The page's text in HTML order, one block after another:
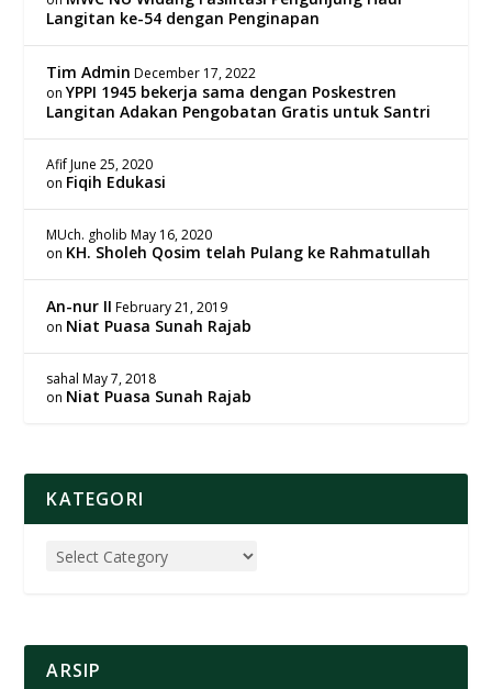
Langitan ke-54 dengan Penginapan
Tim Admin December 17, 2022
onYPPI 1945 bekerja sama dengan Poskestren
Langitan Adakan Pengobatan Gratis untuk Santri
Afif June 25, 2020
on Fiqih Edukasi
MUch. gholib May 16, 2020
on KH. Sholeh Qosim telah Pulang ke Rahmatullah
An-nur II February 21, 2019
on Niat Puasa Sunah Rajab
sahal May 7, 2018
on Niat Puasa Sunah Rajab
KATEGORI
ARSIP